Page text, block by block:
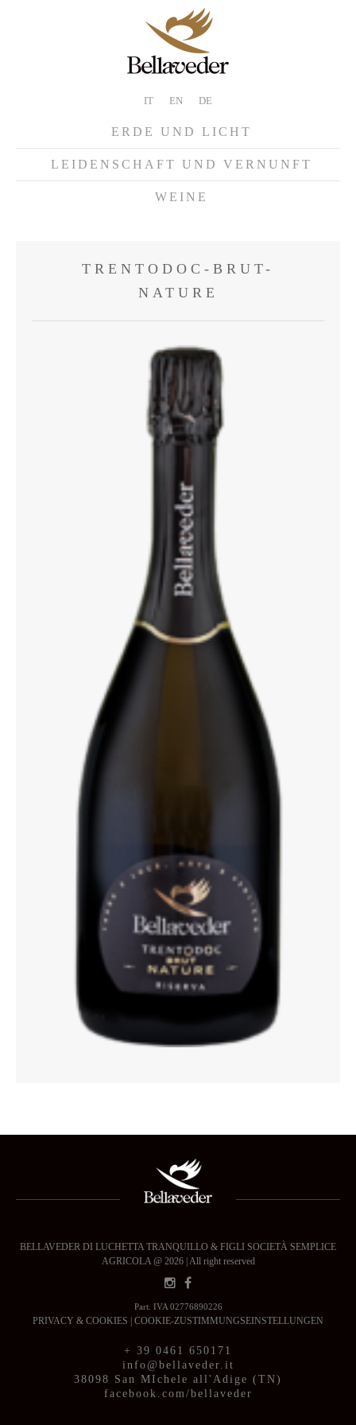
IT EN DE
ERDE UND LICHT
LEIDENSCHAFT UND VERNUNFT
WEINE
TRENTODOC-BRUT-
NATURE
BELLAVEDER DI LUCHETTA TRANQUILLO & FIGLI SOCIETÀ SEMPLICE
AGRICOLA @ 2026 | All right reserved
Part. IVA 02776890226
PRIVACY & COOKIES COOKIE-ZUSTIMMUNGSEINSTELLUNGEN
+ 39 0461 650171
info@bellaveder.it
38098 San MIchele all'Adige (TN)
facebook.com/bellaveder